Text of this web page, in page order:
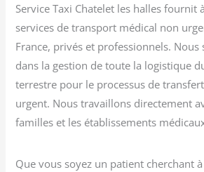
Service Taxi Chatelet les halles fournit
services de transport médical non
France, privés et professionnels. Nous
dans la gestion de toute la logistique
terrestre pour le processus de
urgent. Nous travaillons directement
familles et les établissements
Que vous soyez un patient cherchant